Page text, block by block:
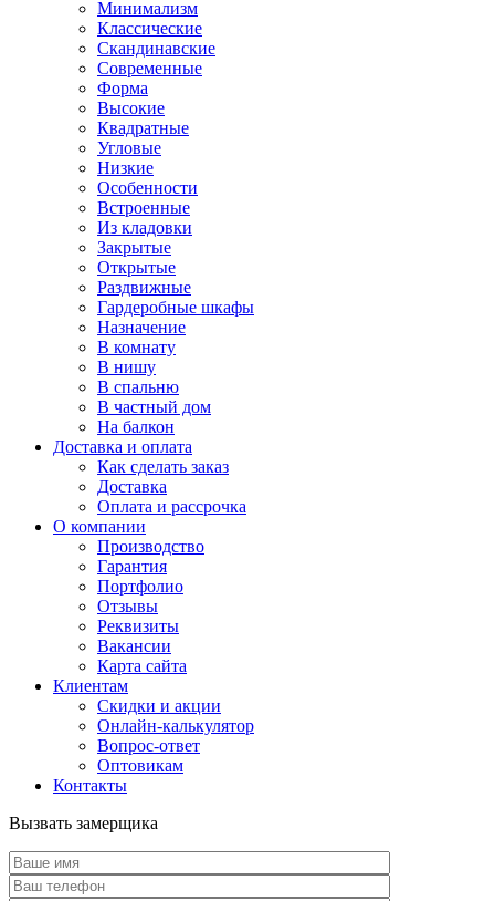
Минимализм
Классические
Скандинавские
Современные
Форма
Высокие
Квадратные
Угловые
Низкие
Особенности
Встроенные
Из кладовки
Закрытые
Открытые
Раздвижные
Гардеробные шкафы
Назначение
В комнату
В нишу
В спальню
В частный дом
На балкон
Доставка и оплата
Как сделать заказ
Доставка
Оплата и рассрочка
О компании
Производство
Гарантия
Портфолио
Отзывы
Реквизиты
Вакансии
Карта сайта
Клиентам
Скидки и акции
Онлайн-калькулятор
Вопрос-ответ
Оптовикам
Контакты
Вызвать замерщика